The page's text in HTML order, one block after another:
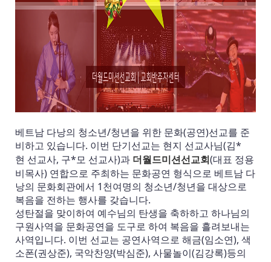
베트남 다낭의 청소년/청년을 위한 문화(공연)선교를 준
비하고 있습니다. 이번 단기선교는 현지 선교사님(김*
현 선교사, 구*모 선교사)과 더월드미션선교회(대표 정용
비목사) 연합으로 주최하는 문화공연 형식으로 베트남 다
낭의 문화회관에서 1천여명의 청소년/청년을 대상으로
복음을 전하는 행사를 갖습니다.
성탄절을 맞이하여 예수님의 탄생을 축하하고 하나님의
구원사역을 문화공연을 도구로 하여 복음을 흘려보내는
사역입니다. 이번 선교는 공연사역으로 해금(임소연), 색
소폰(권상준), 국악찬양(박심준), 사물놀이(김강록)등의